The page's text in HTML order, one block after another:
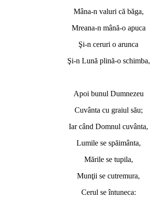
Mâna-n valuri că băga,
Mreana-n mână-o apuca
Şi-n ceruri o arunca
Şi-n Lună plină-o schimba,
Apoi bunul Dumnezeu
Cuvânta cu graiul său;
Iar când Domnul cuvânta,
Lumile se spăimânta,
Mările se tupila,
Munţii se cutremura,
Cerul se întuneca: